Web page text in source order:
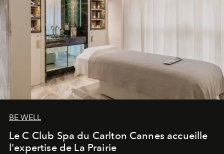
BE WELL
Le C Club Spa du Carlton Cannes accueille
l'expertise de La Prairie